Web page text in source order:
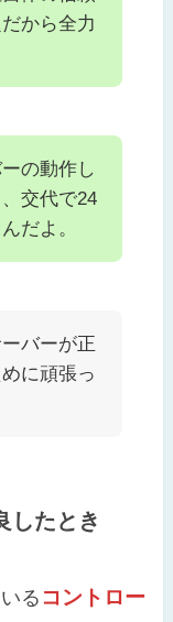
から全力
の動作し
交代で24
だよ。
バーが正
に頑張っ
したとき
るコントロー